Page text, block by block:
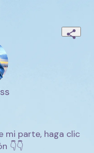
mi parte, haga clic
👇👇